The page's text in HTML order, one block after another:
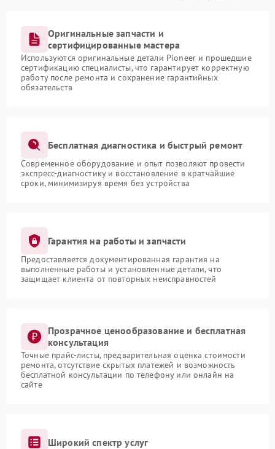
Оригинальные запчасти и
сертифицированные мастера
Используются оригинальные детали Pioneer и прошедшие
сертификацию специалисты, что гарантирует корректную
работу после ремонта и сохранение гарантийных
обязательств
Бесплатная диагностика и быстрый ремонт
Современное оборудование и опыт позволяют провести
экспресс-диагностику и восстановление в кратчайшие
сроки, минимизируя время без устройства
Гарантия на работы и запчасти
Предоставляется документированная гарантия на
выполненные работы и установленные детали, что
защищает клиента от повторных неисправностей
Прозрачное ценообразование и бесплатная
консультация
Точные прайс-листы, предварительная оценка стоимости
ремонта, отсутствие скрытых платежей и возможность
бесплатной консультации по телефону или онлайн на
сайте
Широкий спектр услуг